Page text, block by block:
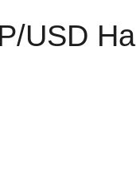
USD На